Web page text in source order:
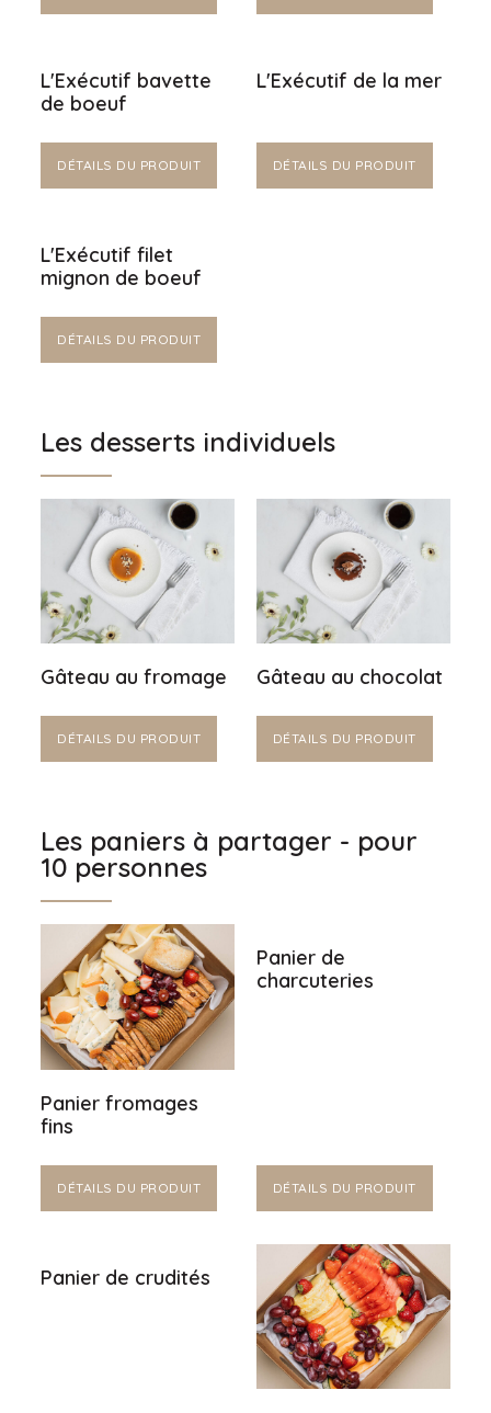
L'Exécutif bavette
de boeuf
DÉTAILS DU PRODUIT
L'Exécutif de la mer
DÉTAILS DU PRODUIT
L'Exécutif filet
mignon de boeuf
DÉTAILS DU PRODUIT
Les desserts individuels
Gâteau au fromage
DÉTAILS DU PRODUIT
Gâteau au chocolat
DÉTAILS DU PRODUIT
Les paniers à partager - pour
10 personnes
Panier fromages
fins
DÉTAILS DU PRODUIT
Panier de
charcuteries
DÉTAILS DU PRODUIT
Panier de crudités